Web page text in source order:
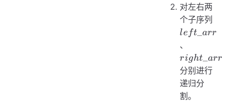
对左右两
个子序列
le ft arr
、
right arr
分别进行
递归分
割。